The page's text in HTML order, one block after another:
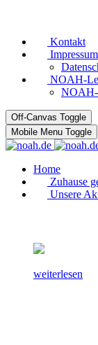
Kontakt
Impressum
NOAH-
Off-Canvas Toggle
Mobile Menu Toggle
Home
Zuhause
Unsere
weiterlesen